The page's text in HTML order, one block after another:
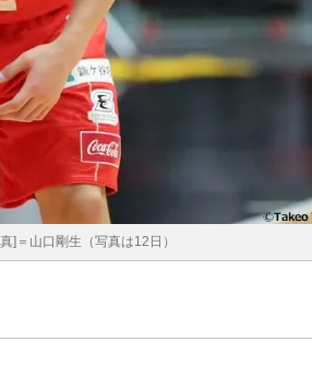
]＝山口剛生（写真は12日）